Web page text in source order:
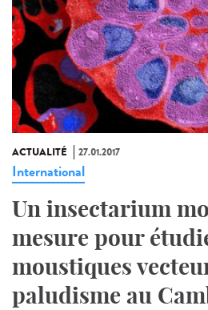
ACTUALITÉ 27.01.2017
International
Un insectarium
mesure pour
moustiques
paludisme au